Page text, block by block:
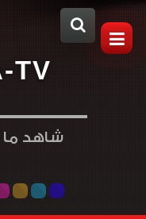
-TV
شاهد